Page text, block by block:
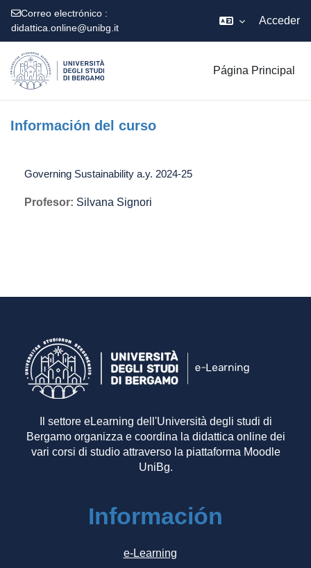
Correo electrónico :
didattica.online@unibg.it
Acceder
Página Principal
Información del curso
Governing Sustainability a.y. 2024-25
Profesor: Silvana Signori
Il settore eLearning dell'Università degli studi di
Bergamo organizza e coordina la didattica online dei
vari corsi di studio attraverso la piattaforma Moodle
UniBg.
Información
e-Learning